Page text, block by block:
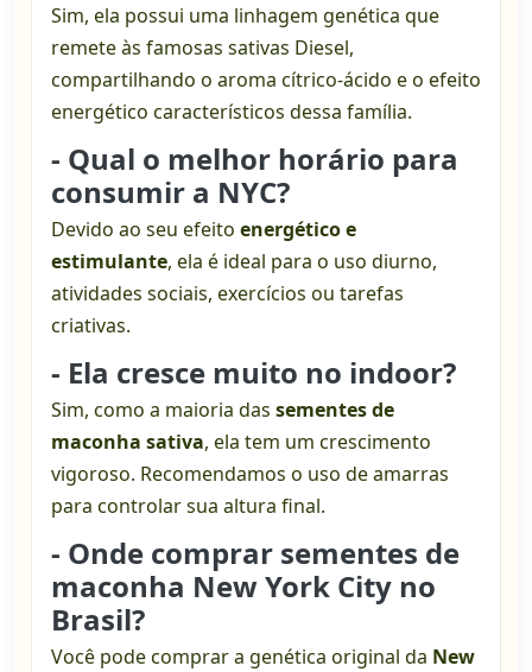
Sim, ela possui uma linhagem genética que
remete às famosas sativas Diesel,
compartilhando o aroma cítrico-ácido e o efeito
energético característicos dessa família.
- Qual o melhor horário para
consumir a NYC?
Devido ao seu efeito energético e
estimulante, ela é ideal para o uso diurno,
atividades sociais, exercícios ou tarefas
criativas.
- Ela cresce muito no indoor?
Sim, como a maioria das sementes de
maconha sativa, ela tem um crescimento
vigoroso. Recomendamos o uso de amarras
para controlar sua altura final.
- Onde comprar sementes de
maconha New York City no
Brasil?
Você pode comprar a genética original da New